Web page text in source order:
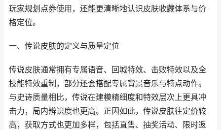
玩家规划点券使用，还能更清晰地认识皮肤收藏体系与价
格定位。
一、传说皮肤的定义与质量定位
传说皮肤通常拥有专属语音、回城特效、击败特效以及全
技能特效重制，部分还会搭配专属背景音乐与特点动作。
与史诗质量相比，传说在建模精细度和特效层次上更具冲
击力，局内辨识度也更高。正因如此，传说皮肤往定价较
高，获取方式也更加多样，包括直售、抽奖活动、限时返